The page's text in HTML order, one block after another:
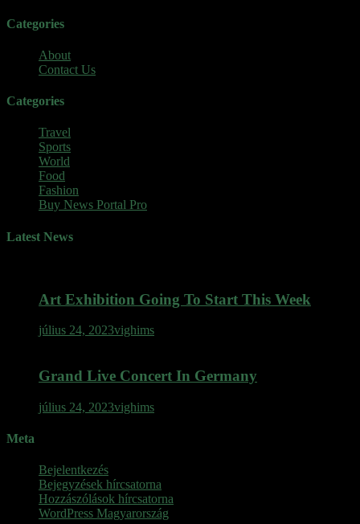
Categories
About
Contact Us
Categories
Travel
Sports
World
Food
Fashion
Buy News Portal Pro
Latest News
Art Exhibition Going To Start This Week
július 24, 2023vighims
Grand Live Concert In Germany
július 24, 2023vighims
Meta
Bejelentkezés
Bejegyzések hírcsatorna
Hozzászólások hírcsatorna
WordPress Magyarország